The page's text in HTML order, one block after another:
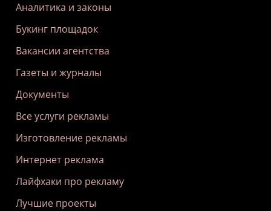
Аналитика и законы
Букинг площадок
Вакансии агентства
Газеты и журналы
Документы
Все услуги рекламы
Изготовление рекламы
Интернет реклама
Лайфхаки про рекламу
Лучшие проекты